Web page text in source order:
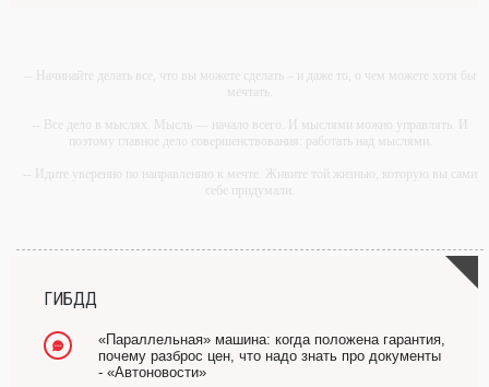
-- Начинайте делать все, что вы можете сделать – и даже то, о чем можете хотя бы
мечтать.
-- Все дело в мыслях. Мысль — начало всего. И мыслями можно управлять. И
поэтому главное дело совершенствования: работать над мыслями.
-- Идите уверенно по направлению к мечте. Живите той жизнью, которую вы сами
себе придумали.
-- Лучшее, что можно сделать с хорошим советом, это пропустить его мимо ушей.
Он никогда не бывает полезен никому, кроме того, кто его дал.
ГИБДД
«Параллельная» машина: когда положена гарантия,
почему разброс цен, что надо знать про документы
- «Автоновости»